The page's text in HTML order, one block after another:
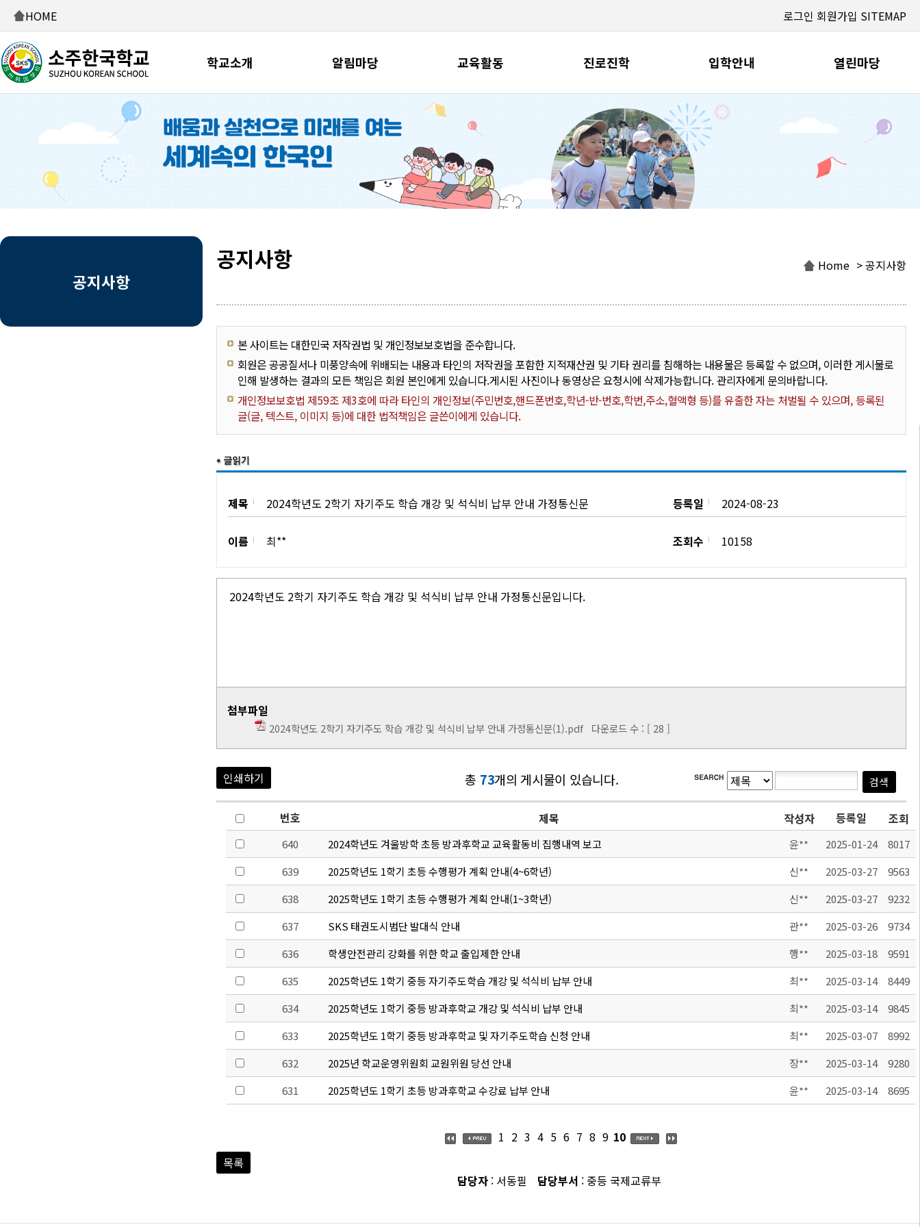
HOME 로그인 회원가입 SITEMAP
학교소개 알림마당 교육활동 진로진학 입학안내 열린마당
공지사항
공지사항 Home > 공지사항
본 사이트는 대한민국 저작권법 및 개인정보보호법을 준수합니다.
회원은 공공질서나 미풍양속에 위배되는 내용과 타인의 저작권을 포함한 지적재산권 및 기타 권리를 침해하는 내용물은 등록할 수 없으며, 이러한 게시물로
인해 발생하는 결과의 모든 책임은 회원 본인에게 있습니다.게시된 사진이나 동영상은 요청시에 삭제가능합니다. 관리자에게 문의바랍니다.
개인정보보호법 제59조 제3호에 따라 타인의 개인정보(주민번호,핸드폰번호,학년-반-번호,학번,주소,혈액형 등)를 유출한 자는 처벌될 수 있으며, 등록된
글(글, 텍스트, 이미지 등)에 대한 법적책임은 글쓴이에게 있습니다.
제목 2024학년도 2학기 자기주도 학습 개강 및 석식비 납부 안내 가정통신문 등록일 2024-08-23
이름 최** 조회수 10158
2024학년도 2학기 자기주도 학습 개강 및 석식비 납부 안내 가정통신문입니다.
첨부파일
2024학년도 2학기 자기주도 학습 개강 및 석식비 납부 안내 가정통신문(1).pdf다운로드 수 : [ 28 ]
인쇄하기 총 73개의 게시물이 있습니다.
번호 제목 작성자 등록일 조회
640 2024학년도 겨울방학 초등 방과후학교 교육활동비 집행내역 보고 윤** 2025-01-24
8017
639
2025학년도 1학기 초등 수행평가 계획 안내(4~6학년) 신** 2025-03-27
9563
638
2025학년도 1학기 초등 수행평가 계획 안내(1~3학년) 신** 2025-03-27
9232
637
SKS 태권도시범단 발대식 안내 관** 2025-03-26
9734
636
학생안전관리 강화를 위한 학교 출입제한 안내 행** 2025-03-18
9591
635
2025학년도 1학기 중등 자기주도학습 개강 및 석식비 납부 안내 최** 2025-03-14
8449
634
2025학년도 1학기 중등 방과후학교 개강 및 석식비 납부 안내 최** 2025-03-14
9845
633
2025학년도 1학기 중등 방과후학교 및 자기주도학습 신청 안내 최** 2025-03-07
8992
632
2025년 학교운영위원회 교원위원 당선 안내 장** 2025-03-14
9280
631
2025학년도 1학기 초등 방과후학교 수강료 납부 안내 윤** 2025-03-14 8695
1 2 3 4 5 6 7 8 9 10
목록
담당자 : 서동필 담당부서 : 중등 국제교류부